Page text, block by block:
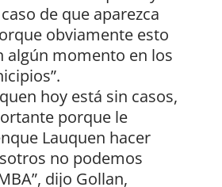
de que aparezca
obviamente esto
algún momento en los
hoy está sin casos,
porque le
Lauquen hacer
no podemos
dijo Gollan,